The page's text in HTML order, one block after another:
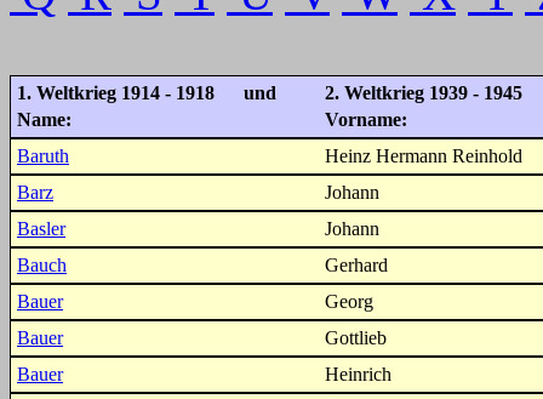
1. Weltkrieg 1914 - 1918 und
2. Weltkrieg 1939 - 1945
Name:
Vorname:
Baruth
Heinz Hermann Reinhold
Barz
Johann
Basler
Johann
Bauch
Gerhard
Bauer
Georg
Bauer
Gottlieb
Bauer
Heinrich